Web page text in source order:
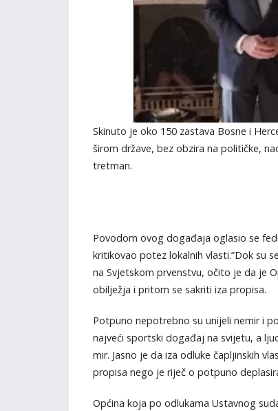
Skinuto je oko 150 zastava Bosne i
širom države, bez obzira na političke,
tretman.
Povodom ovog događaja oglasio se
kritikovao potez lokalnih vlasti.”Dok su
na Svjetskom prvenstvu, očito je da je
obilježja i pritom se sakriti iza propisa.
Potpuno nepotrebno su unijeli nemir i
najveći sportski događaj na svijetu, a
mir. Jasno je da iza odluke čapljinskih
propisa nego je riječ o potpuno
Općina koja po odlukama Ustavnog